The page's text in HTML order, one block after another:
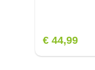
€ 44,99